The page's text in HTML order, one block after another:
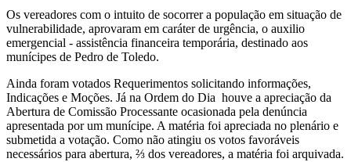
Os vereadores com o intuito de socorrer a população em situação de
vulnerabilidade, aprovaram em caráter de urgência, o auxilio
emergencial - assistência financeira temporária, destinado aos
munícipes de Pedro de Toledo.
Ainda foram votados Requerimentos solicitando informações,
Indicações e Moções. Já na Ordem do Dia houve a apreciação da
Abertura de Comissão Processante ocasionada pela denúncia
apresentada por um munícipe. A matéria foi apreciada no plenário e
submetida a votação. Como não atingiu os votos favoráveis
necessários para abertura, ⅔ dos vereadores, a matéria foi arquivada.